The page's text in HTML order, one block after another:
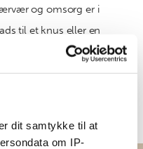
dit samtykke til at
om IP-
og omsorg er i
til et knus eller en
fri leg og udvikling. Jeg
hvor